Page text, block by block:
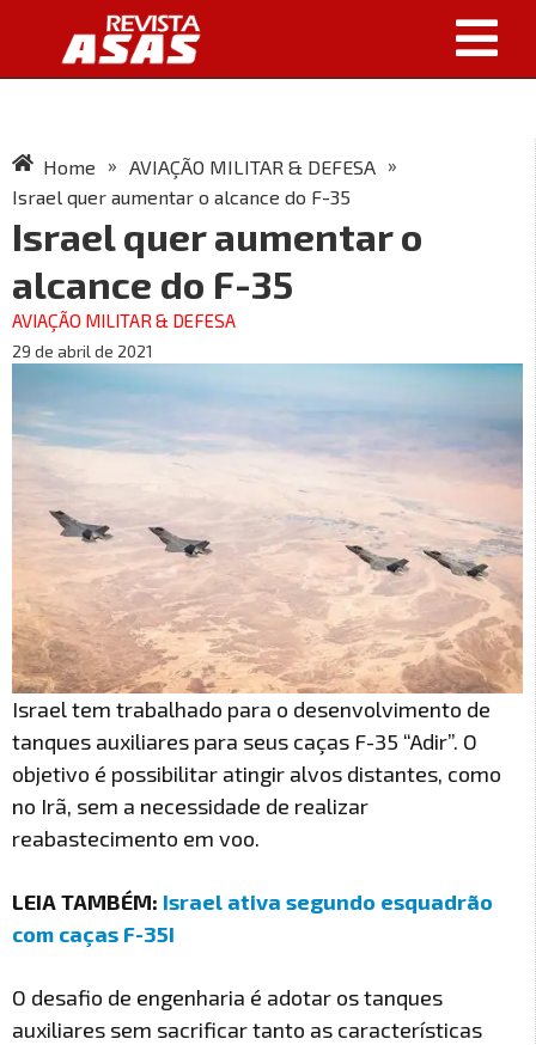
Home » AVIAÇÃO MILITAR & DEFESA »
Israel quer aumentar o alcance do F-35
Israel quer aumentar o
alcance do F-35
AVIAÇÃO MILITAR & DEFESA
29 de abril de 2021
Israel tem trabalhado para o desenvolvimento de
tanques auxiliares para seus caças F-35 “Adir”. O
objetivo é possibilitar atingir alvos distantes, como
no Irã, sem a necessidade de realizar
reabastecimento em voo.
LEIA TAMBÉM: Israel ativa segundo esquadrão
com caças F-35I
O desafio de engenharia é adotar os tanques
auxiliares sem sacrificar tanto as características